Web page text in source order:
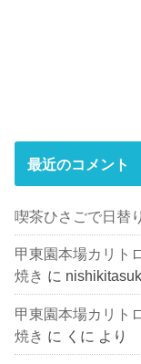
最近のコメント
喫茶ひさごで日替
甲東園本場カリト
焼き に
甲東園本場カリト
焼き に くに より